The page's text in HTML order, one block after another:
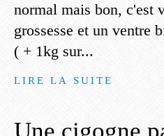
normal mais bon, c'est
grossesse et un ventre
( + 1kg sur...
LIRE LA SUITE